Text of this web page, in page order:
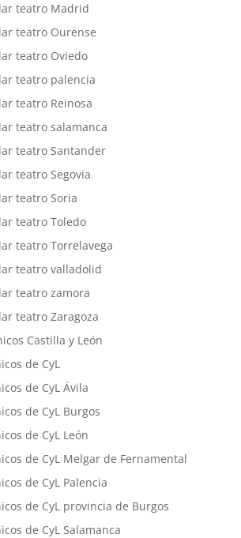
teatro Madrid
teatro Ourense
teatro Oviedo
teatro palencia
teatro Reinosa
teatro salamanca
teatro Santander
teatro Segovia
teatro Soria
teatro Toledo
teatro Torrelavega
teatro valladolid
teatro zamora
teatro Zaragoza
Castilla y León
de CyL
de CyL Ávila
de CyL Burgos
de CyL León
de CyL Melgar de Fernamental
de CyL Palencia
de CyL provincia de Burgos
de CyL Salamanca